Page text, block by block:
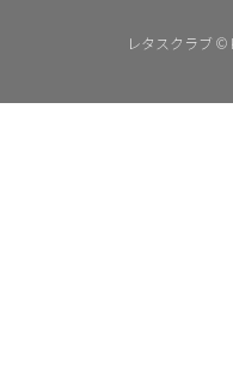
レタスクラブ ©